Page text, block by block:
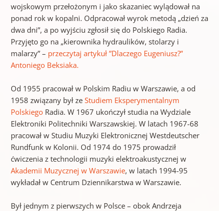
wojskowym przełożonym i jako skazaniec wylądował na
ponad rok w kopalni. Odpracował wyrok metodą „dzień za
dwa dni”, a po wyjściu zgłosił się do Polskiego Radia.
Przyjęto go na „kierownika hydraulików, stolarzy i
malarzy” – przeczytaj artykuł ”Dlaczego Eugeniusz?”
Antoniego Beksiaka.
Od 1955 pracował w Polskim Radiu w Warszawie, a od
1958 związany był ze Studiem Eksperymentalnym
PolskiegoRadia. W 1967 ukończył studia na Wydziale
Elektroniki Politechniki Warszawskiej. W latach 1967-68
pracował w Studiu Muzyki Elektronicznej Westdeutscher
Rundfunk w Kolonii. Od 1974 do 1975 prowadził
ćwiczenia z technologii muzyki elektroakustycznej w
Akademii Muzycznej w Warszawie, w latach 1994-95
wykładał w Centrum Dziennikarstwa w Warszawie.
Był jednym z pierwszych w Polsce – obok Andrzeja